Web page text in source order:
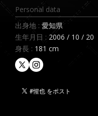
Personal data
出身地 : 愛知県
生年月日 : 2006 / 10 / 20
身長 : 181 cm